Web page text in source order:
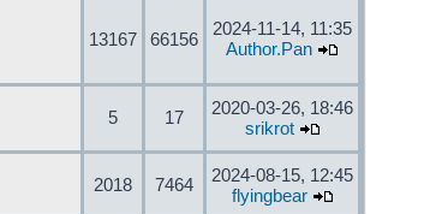
13167 66156
2024-11-14, 11:35
Author.Pan
5 17
2020-03-26, 18:46
srikrot
2018 7464
2024-08-15, 12:45
flyingbear